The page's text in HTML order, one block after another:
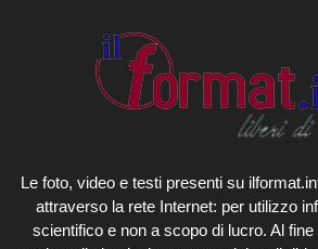
Le foto, video e testi presenti su
attraverso la rete Internet: per utilizzo
scientifico e non a scopo di lucro. Al